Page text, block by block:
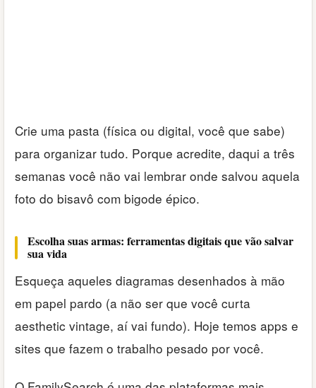
Crie uma pasta (física ou digital, você que sabe)
para organizar tudo. Porque acredite, daqui a três
semanas você não vai lembrar onde salvou aquela
foto do bisavô com bigode épico.
Escolha suas armas: ferramentas digitais que vão salvar
sua vida
Esqueça aqueles diagramas desenhados à mão
em papel pardo (a não ser que você curta
aesthetic vintage, aí vai fundo). Hoje temos apps e
sites que fazem o trabalho pesado por você.